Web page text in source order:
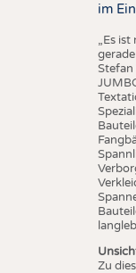
im
„Es
Stefan
Zu